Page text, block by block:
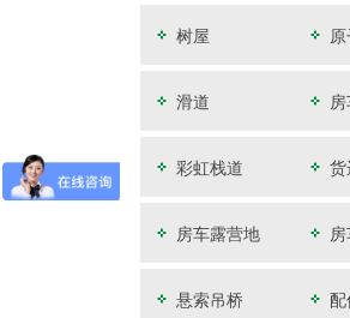
工
树屋
滑道
彩虹栈道
房车露营地
开发悬索吊桥